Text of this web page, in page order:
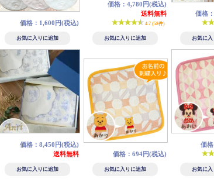
価格：1,600円(税込)
価格：4,780円(税込)
送料無料
4.7 (58件)
価格
価格：8,450円(税込)
送料無料
価格：694円(税込)
価